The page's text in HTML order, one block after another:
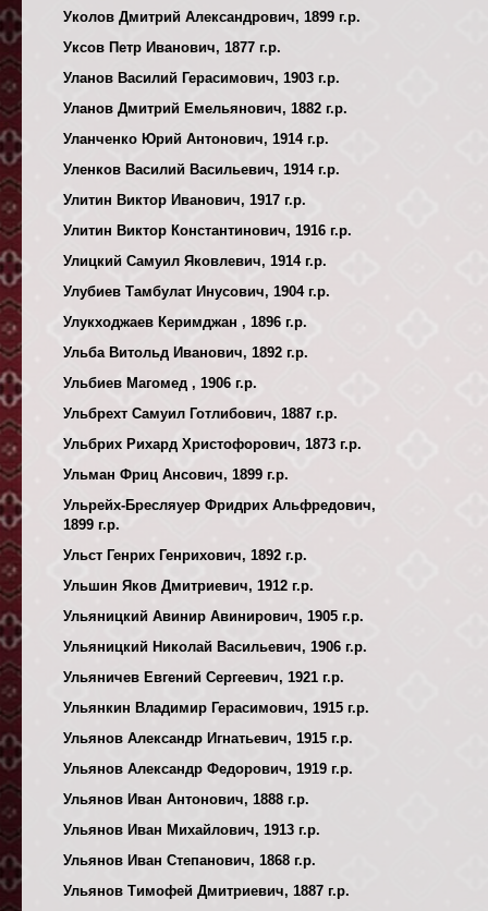
Уколов Дмитрий Александрович, 1899 г.р.
Уксов Петр Иванович, 1877 г.р.
Уланов Василий Герасимович, 1903 г.р.
Уланов Дмитрий Емельянович, 1882 г.р.
Уланченко Юрий Антонович, 1914 г.р.
Уленков Василий Васильевич, 1914 г.р.
Улитин Виктор Иванович, 1917 г.р.
Улитин Виктор Константинович, 1916 г.р.
Улицкий Самуил Яковлевич, 1914 г.р.
Улубиев Тамбулат Инусович, 1904 г.р.
Улукходжаев Керимджан , 1896 г.р.
Ульба Витольд Иванович, 1892 г.р.
Ульбиев Магомед , 1906 г.р.
Ульбрехт Самуил Готлибович, 1887 г.р.
Ульбрих Рихард Христофорович, 1873 г.р.
Ульман Фриц Ансович, 1899 г.р.
Ульрейх-Бресляуер Фридрих Альфредович,
1899 г.р.
Ульст Генрих Генрихович, 1892 г.р.
Ульшин Яков Дмитриевич, 1912 г.р.
Ульяницкий Авинир Авинирович, 1905 г.р.
Ульяницкий Николай Васильевич, 1906 г.р.
Ульяничев Евгений Сергеевич, 1921 г.р.
Ульянкин Владимир Герасимович, 1915 г.р.
Ульянов Александр Игнатьевич, 1915 г.р.
Ульянов Александр Федорович, 1919 г.р.
Ульянов Иван Антонович, 1888 г.р.
Ульянов Иван Михайлович, 1913 г.р.
Ульянов Иван Степанович, 1868 г.р.
Ульянов Тимофей Дмитриевич, 1887 г.р.